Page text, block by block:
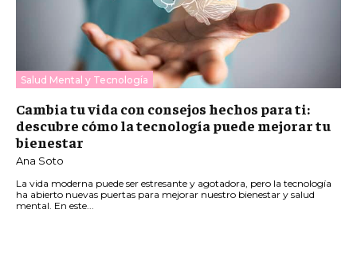
Salud Mental y Tecnología
Cambia tu vida con consejos hechos para ti:
descubre cómo la tecnología puede mejorar tu
bienestar
Ana Soto
La vida moderna puede ser estresante y agotadora, pero la tecnología
ha abierto nuevas puertas para mejorar nuestro bienestar y salud
mental. En este...